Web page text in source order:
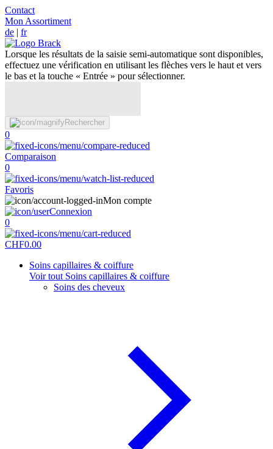
Contact
Mon Assortiment
de | fr
Lorsque les résultats de la saisie semi-automatique sont disponibles,
effectuez une vérification en utilisant les flèches vers le haut et vers
le bas et la touche « Entrée » pour sélectionner.
Rechercher
0
Comparaison
0
Favoris
Mon compte
Connexion
0
CHF0.00
Soins capillaires & coiffure
Voir tout Soins capillaires & coiffure
Soins des cheveux